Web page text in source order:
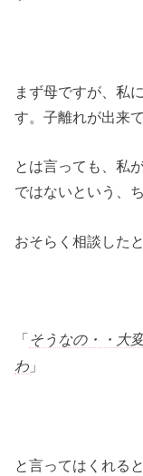
まず母ですが、私
す。子離れが出来
とは言っても、私
ではないという、
おそらく相談した
「 そうなの・・大
わ 」
と言ってはくれる